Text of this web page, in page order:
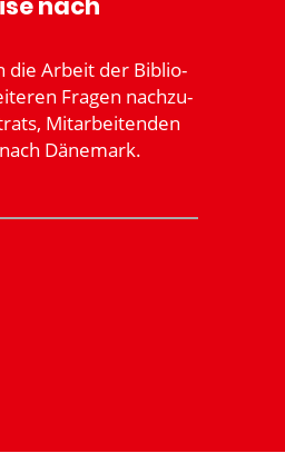
die Arbeit der Biblio­
Fragen nachzu­
Mitar­bei­tenden
Dänemark.